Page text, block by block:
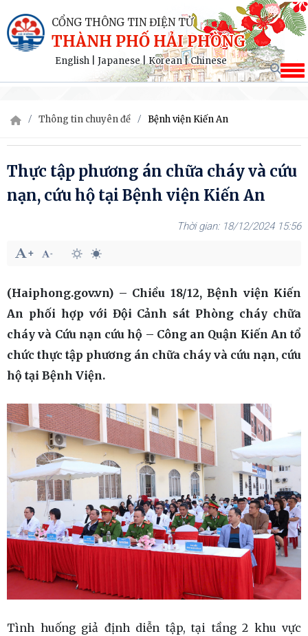
CỔNG THÔNG TIN ĐIỆN TỬ
THÀNH PHỐ HẢI PHÒNG
English Japanese|Korean|Chinese
Thông tin chuyên đề Bệnh viện Kiến An
Thực tập phương án chữa cháy và cứu
nạn, cứu hộ tại Bệnh viện Kiến An
18/12/2024 15:56
(Haiphong.gov.vn) – Chiều 18/12, Bệnh viện Kiến
An phối hợp với Đội Cảnh sát Phòng cháy chữa
cháy và Cứu nạn cứu hộ – Công an Quận Kiến An tổ
chức thực tập phương án chữa cháy và cứu nạn, cứu
hộ tại Bệnh Viện.
Tình huống giả định diễn tập, tại tầng 2 khu vực